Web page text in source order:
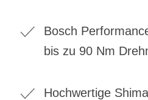
Bosch
bis zu 90 Nm
Hochwertige